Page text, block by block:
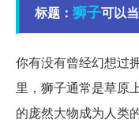
标题： 狮子可以当
你有没有曾经幻想过
里，狮子通常是草原
的庞然大物成为人类